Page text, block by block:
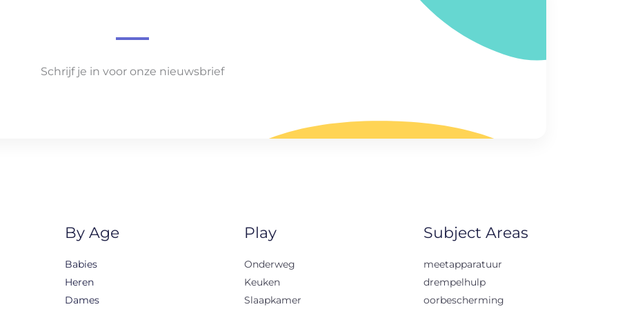
Schrijf je in voor onze nieuwsbrief
By Age
Babies
Heren
Dames
Play
Onderweg
Keuken
Slaapkamer
Subject Areas
meetapparatuur
drempelhulp
oorbescherming